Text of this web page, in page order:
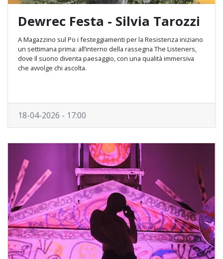
Dewrec Festa - Silvia Tarozzi
A Magazzino sul Po i festeggiamenti per la Resistenza iniziano
un settimana prima: all’interno della rassegna The Listeners,
dove Il suono diventa paesaggio, con una qualità immersiva
che avvolge chi ascolta.
18-04-2026 - 17:00